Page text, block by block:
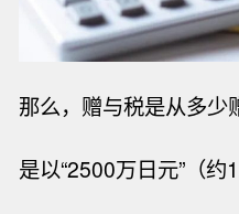
那么，赠与税是从多少
是以“2500万日元”（约